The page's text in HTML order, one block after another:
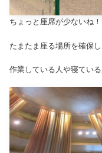
ちょっと座席が少ないね
たまたま座る場所を確保
作業している人や寝てい